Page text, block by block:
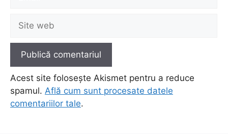
Site
web
Acest site folosește Akismet pentru a reduce
spamul. Află cum sunt procesate datele
comentariilor tale.